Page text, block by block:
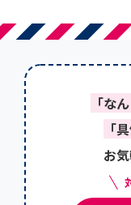
「な
「
お